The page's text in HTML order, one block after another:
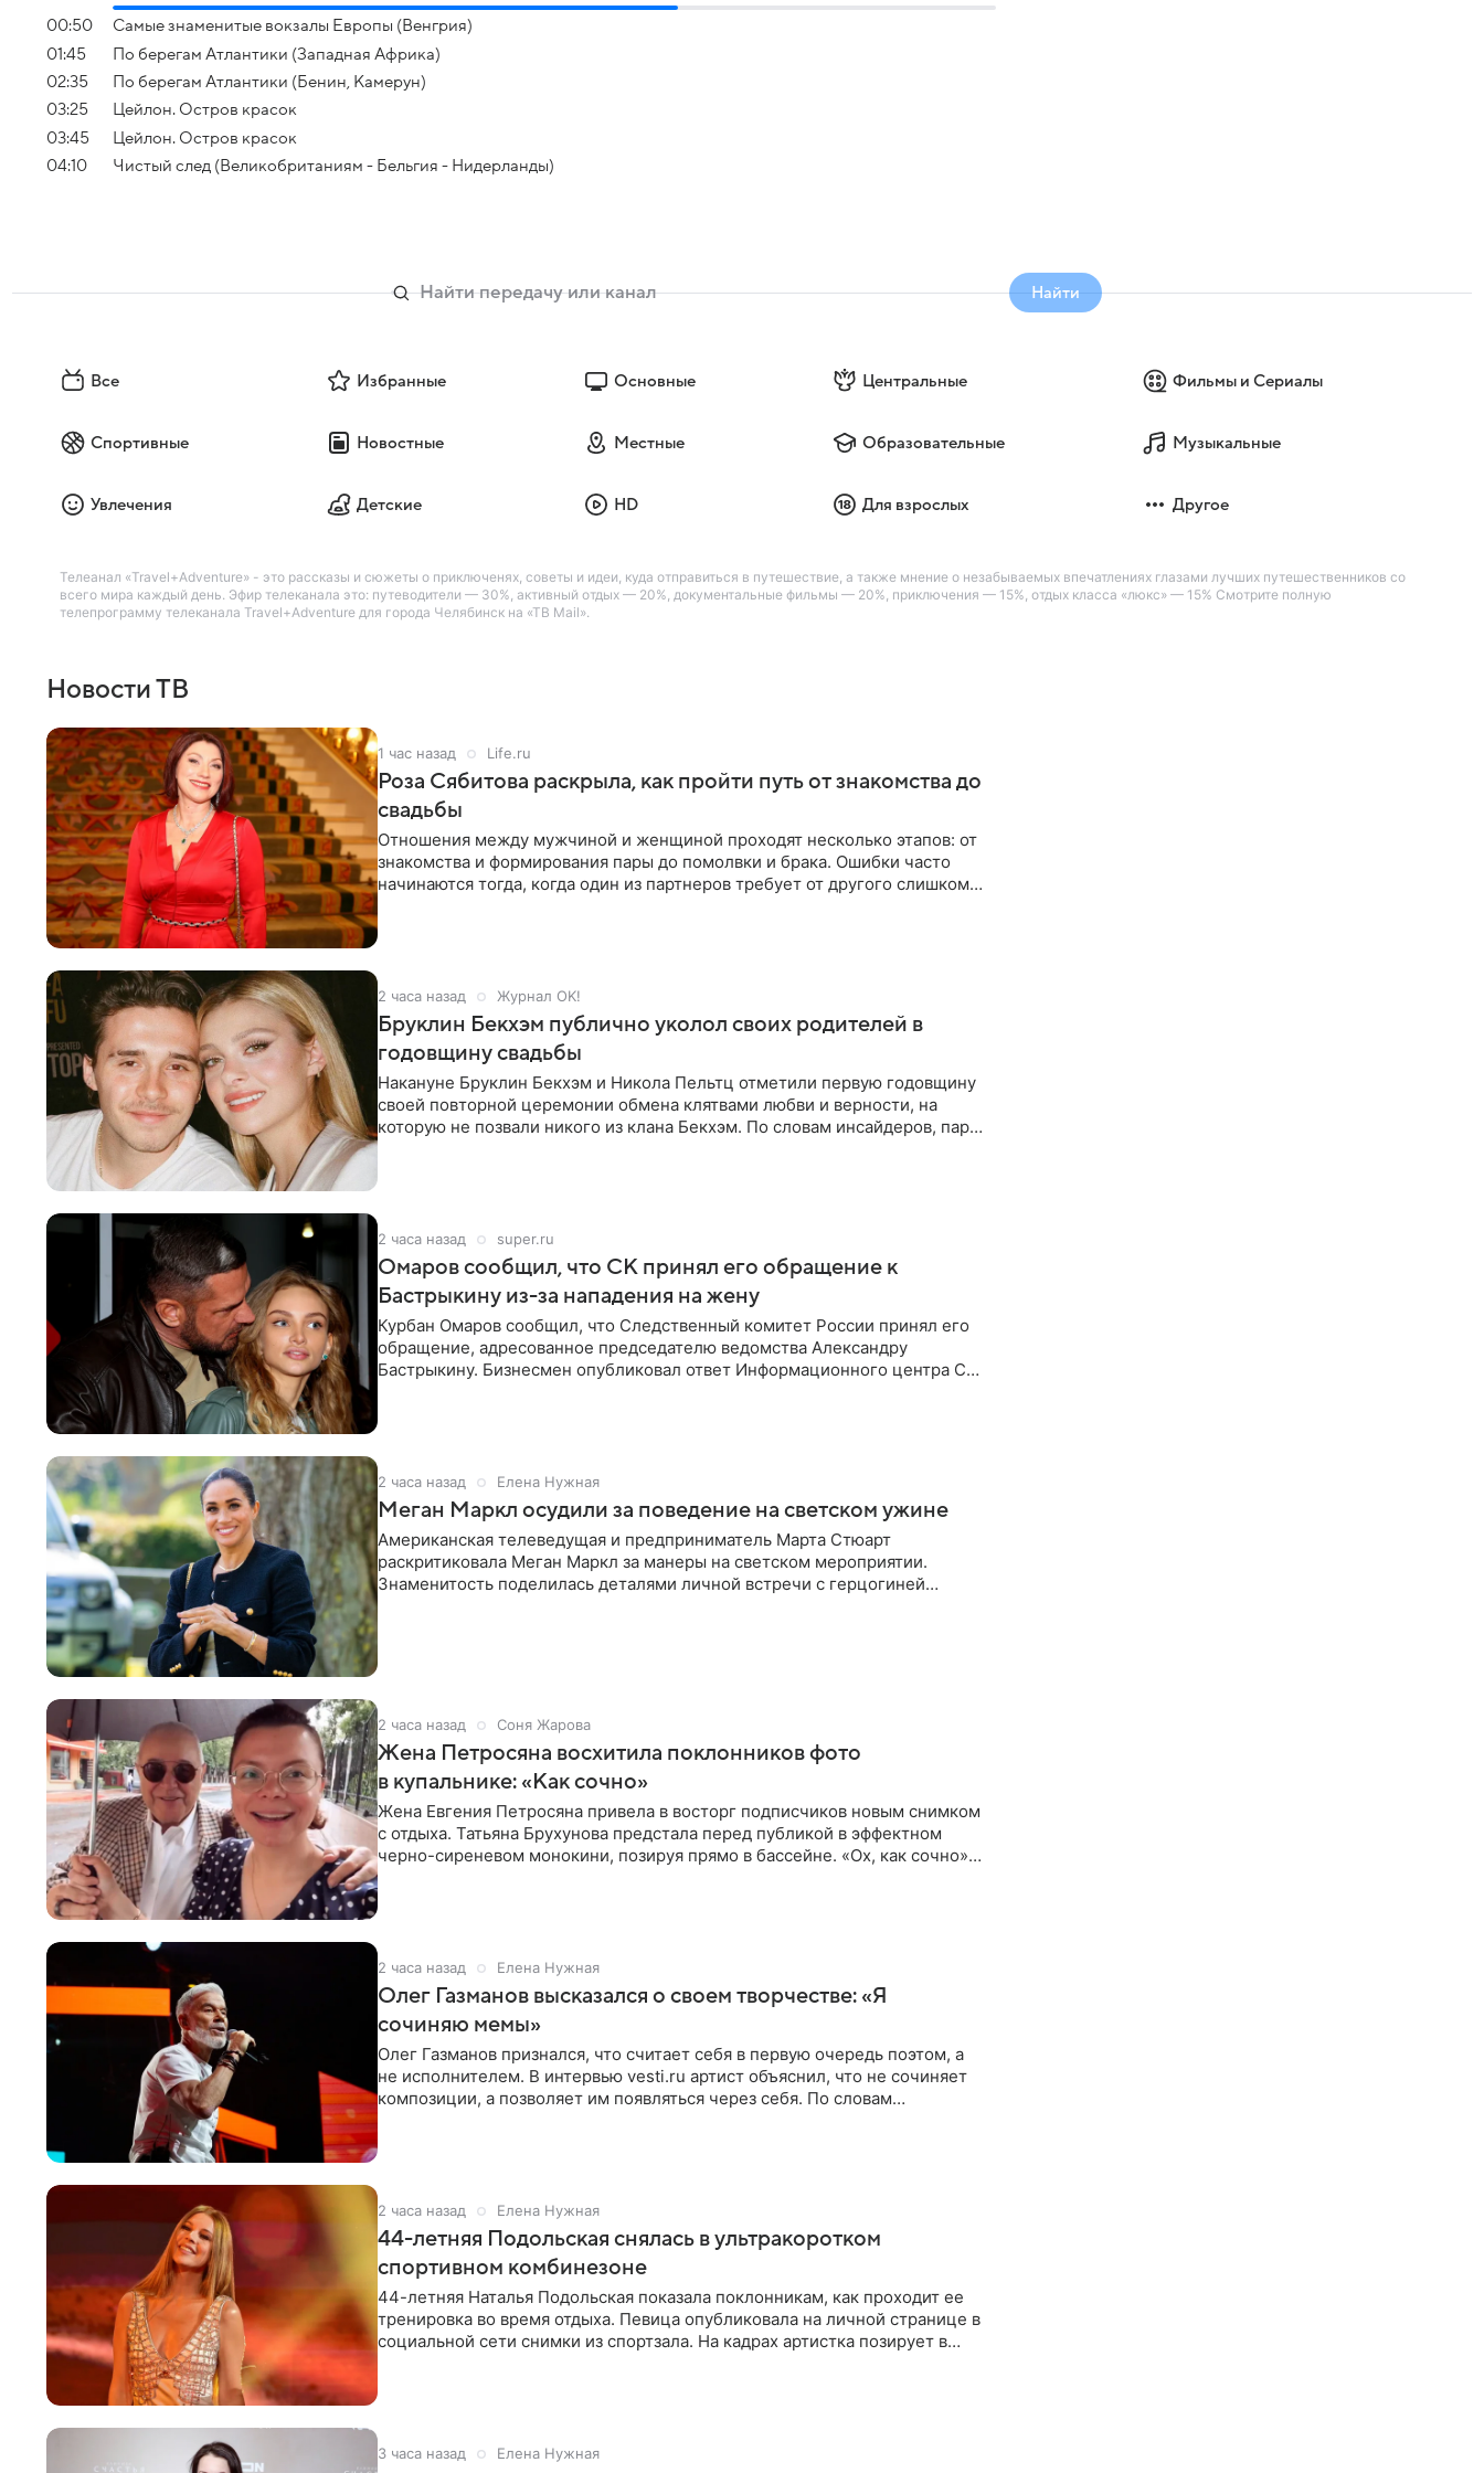
00:50
Самые знаменитые вокзалы Европы (Венгрия)
01:45
По берегам Атлантики (Западная Африка)
02:35
По берегам Атлантики (Бенин, Камерун)
03:25
Цейлон. Остров красок
03:45
Цейлон. Остров красок
04:10
Чистый след (Великобританиям - Бельгия - Нидерланды)
Найти
Все Избранные Основные Центральные Фильмы и Сериалы
Спортивные Новостные Местные Образовательные Музыкальные
Увлечения Детские HD Для взрослых Другое
Телеанал «Travel+Adventure» - это рассказы и сюжеты о приключенях, советы и идеи, куда отправиться в путешествие, а также мнение о незабываемых впечатлениях глазами лучших путешественников со
всего мира каждый день. Эфир телеканала это: путеводители — 30%, активный отдых — 20%, документальные фильмы — 20%, приключения — 15%, отдых класса «люкс» — 15% Смотрите полную
телепрограмму телеканала Travel+Adventure для города Челябинск на «ТВ Mail».
Новости ТВ
1 час назад Life.ru
Роза Сябитова раскрыла, как пройти путь от знакомства до
свадьбы
Отношения между мужчиной и женщиной проходят несколько этапов: от
знакомства и формирования пары до помолвки и брака. Ошибки часто
начинаются тогда, когда один из партнеров требует от другого слишком
2 часа назад Журнал OK!
Бруклин Бекхэм публично уколол своих родителей в
годовщину свадьбы
Накануне Бруклин Бекхэм и Никола Пельтц отметили первую годовщину
своей повторной церемонии обмена клятвами любви и верности, на
которую не позвали никого из клана Бекхэм. По словам инсайдеров, пара
2 часа назад super.ru
Омаров сообщил, что СК принял его обращение к
Бастрыкину из-за нападения на жену
Курбан Омаров сообщил, что Следственный комитет России принял его
обращение, адресованное председателю ведомства Александру
Бастрыкину. Бизнесмен опубликовал ответ Информационного центра СК
2 часа назад Елена Нужная
Меган Маркл осудили за поведение на светском ужине
Американская телеведущая и предприниматель Марта Стюарт
раскритиковала Меган Маркл за манеры на светском мероприятии.
Знаменитость поделилась деталями личной встречи с герцогиней
2 часа назад Соня Жарова
Жена Петросяна восхитила поклонников фото
в купальнике: «Как сочно»
Жена Евгения Петросяна привела в восторг подписчиков новым снимком
с отдыха. Татьяна Брухунова предстала перед публикой в эффектном
черно-сиреневом монокини, позируя прямо в бассейне. «Ох, как сочно»,
2 часа назад Елена Нужная
Олег Газманов высказался о своем творчестве: «Я
сочиняю мемы»
Олег Газманов признался, что считает себя в первую очередь поэтом, а
не исполнителем. В интервью vesti.ru артист объяснил, что не сочиняет
композиции, а позволяет им появляться через себя. По словам
2 часа назад Елена Нужная
44-летняя Подольская снялась в ультракоротком
спортивном комбинезоне
44-летняя Наталья Подольская показала поклонникам, как проходит ее
тренировка во время отдыха. Певица опубликовала на личной странице в
социальной сети снимки из спортзала. На кадрах артистка позирует в
3 часа назад Елена Нужная